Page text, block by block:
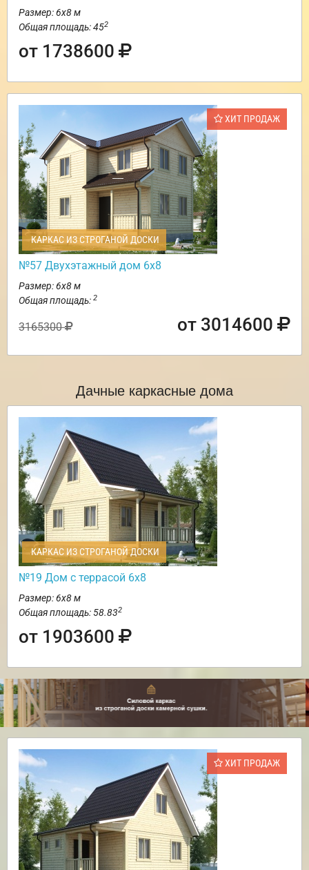
Размер: 6х8 м
Общая площадь: 452
от 1738600
ХИТ ПРОДАЖ
КАРКАС ИЗ СТРОГАНОЙ ДОСКИ
№57 Двухэтажный дом 6х8
Размер: 6х8 м
Общая площадь: 2
3165300 от 3014600
Дачные каркасные дома
КАРКАС ИЗ СТРОГАНОЙ ДОСКИ
№19 Дом с террасой 6х8
Размер: 6х8 м
Общая площадь: 58.832
от 1903600
ХИТ ПРОДАЖ